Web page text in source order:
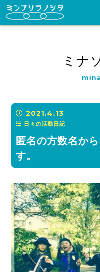
ミナ
2021.4.13
日々の活動日記
匿名の方数名か
す。